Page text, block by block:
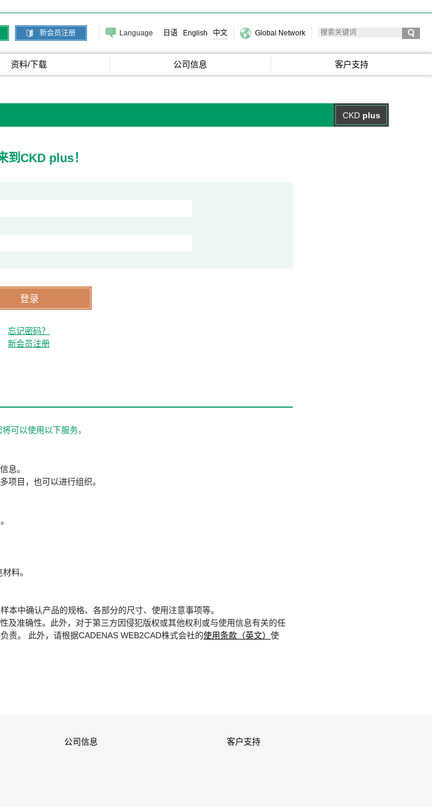
新会员注册 Language 日语 English 中文 Global Network
资料/下载 公司信息 客户支持
CKD plus
到CKD plus！
忘记密码？
新会员注册
可以使用以下服务。
息。
项目，也可以进行组织。
料。
本中确认产品的规格、各部分的尺寸、使用注意事项等。
及准确性。此外，对于第三方因侵犯版权或其他权利或与使用信息有关的任
责。 此外，请根据CADENAS WEB2CAD株式会社的使用条款（英文） 使
公司信息 客户支持